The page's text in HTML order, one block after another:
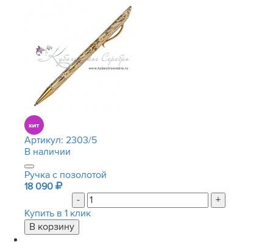
Артикул: 2303/5
В наличии
Ручка с позолотой
18 090
-
+
Купить в 1 клик